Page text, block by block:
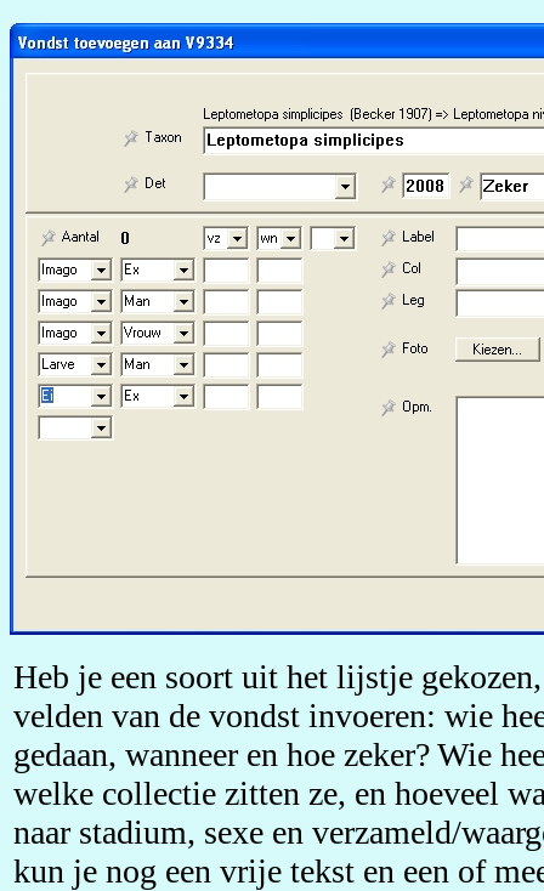
Heb je een soort uit het lijstje
velden van de vondst invoeren: wie
gedaan, wanneer en hoe zeker? Wie
welke collectie zitten ze, en hoeveel
naar stadium, sexe en verzameld/
kun je nog een vrije tekst en een of